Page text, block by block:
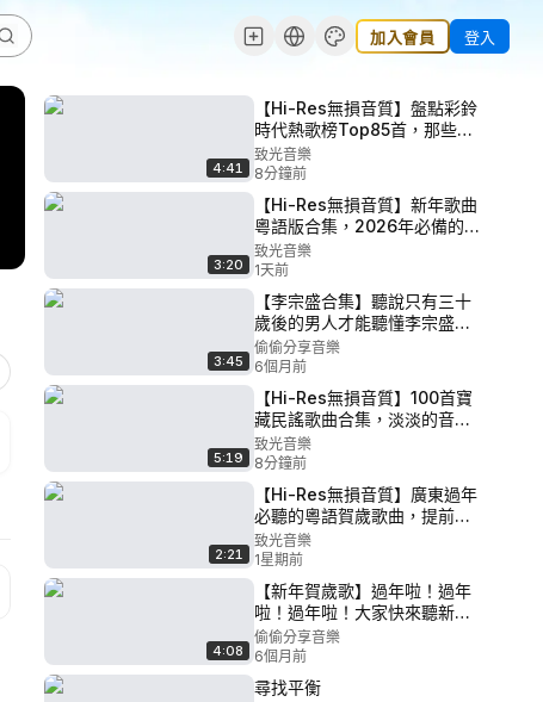
加入會員 登入
4:41
【Hi-Res無損音質】盤點彩鈴
時代熱歌榜Top85首，那些年
響徹大街小巷的網絡神曲，你
聽過多少首？ P4 - 分手在那個
秋天
致光音樂
8分鐘前
3:20
【Hi-Res無損音質】新年歌曲
粵語版合集，2026年必備的新
年賀歲歌曲，過年家家戶戶都
在聽的歌單！ P42 - 恭喜發財
歌
致光音樂
1天前
3:45
【李宗盛合集】聽說只有三十
歲後的男人才能聽懂李宗盛的
歌（Hi-Res無損音質）值得收
藏聆聽的歌單！ P69 - 69.
[P069]69. 送你一首過年歌
偷偷分享音樂
6個月前
5:19
【Hi-Res無損音質】100首寶
藏民謠歌曲合集，淡淡的音樂
旋律，安撫我們煩躁的心情！
P43 - 老街 - 李榮浩
致光音樂
8分鐘前
2:21
【Hi-Res無損音質】廣東過年
必聽的粵語賀歲歌曲，提前準
備好的新年歌單，新春年味氛
圍音樂合集！ P40 - 40.年初
致光音樂
1星期前
4:08
【新年賀歲歌】過年啦！過年
啦！過年啦！大家快來聽新年
歌！ P66 - 心想事成
偷偷分享音樂
6個月前
尋找平衡